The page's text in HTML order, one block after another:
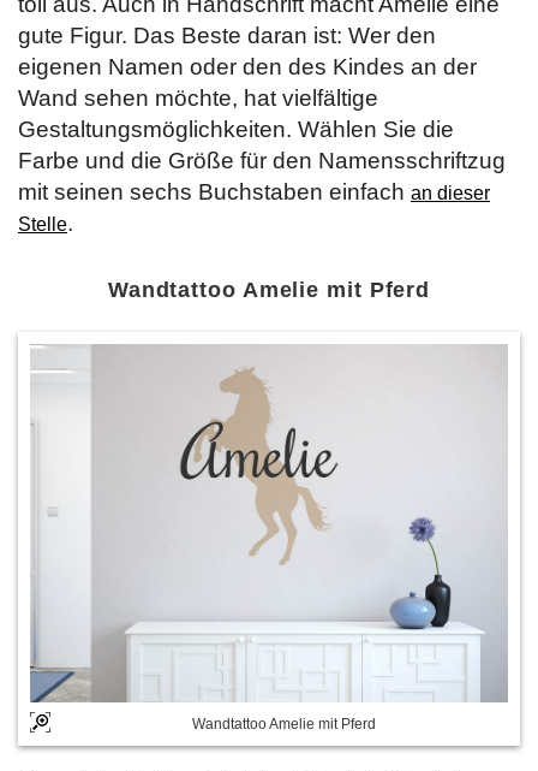
gute Figur. Das Beste daran ist: Wer den
eigenen Namen oder den des Kindes an der
Wand sehen möchte, hat vielfältige
Gestaltungsmöglichkeiten. Wählen Sie die
Farbe und die Größe für den Namensschriftzug
mit seinen sechs Buchstaben einfach an dieser
Stelle.
Wandtattoo Amelie mit Pferd
Wandtattoo Amelie mit Pferd